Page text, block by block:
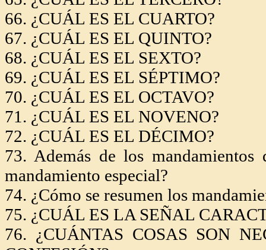
66. ¿CUÁL ES EL CUARTO?
67. ¿CUÁL ES EL QUINTO?
68. ¿CUÁL ES EL SEXTO?
69. ¿CUÁL ES EL SÉPTIMO?
70. ¿CUÁL ES EL OCTAVO?
71. ¿CUÁL ES EL NOVENO?
72. ¿CUÁL ES EL DÉCIMO?
73. Además de los
mandamiento especial?
74. ¿Cómo se resumen los
75. ¿CUÁL ES LA SEÑAL
76. ¿CUÁNTAS COSAS SON